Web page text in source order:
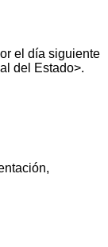
el día siguiente
del Estado>.